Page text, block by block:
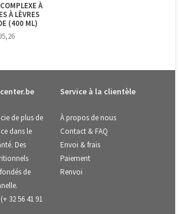
À
À LÈVRES
(400 ML)
de plus de
dans le
Des
de
32 56 41 91
Service à la clientèle
À propos de nous
Contact & FAQ
Envoi & frais
Paiement
Renvoi